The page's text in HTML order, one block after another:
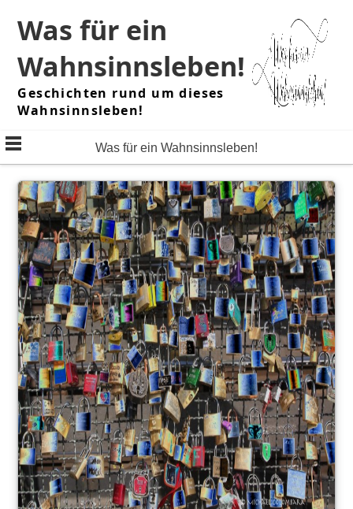
content
Was für ein
Wahnsinnsleben!
Geschichten rund um dieses
Wahnsinnsleben!
Was für ein Wahnsinnsleben!